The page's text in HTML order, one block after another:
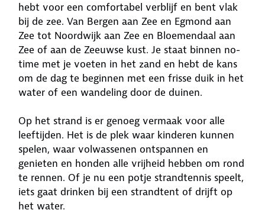
hebt voor een comfortabel verblijf en bent vlak
bij de zee. Van Bergen aan Zee en Egmond aan
Zee tot Noordwijk aan Zee en Bloemendaal aan
Zee of aan de Zeeuwse kust. Je staat binnen no-
time met je voeten in het zand en hebt de kans
om de dag te beginnen met een frisse duik in het
water of een wandeling door de duinen.
Op het strand is er genoeg vermaak voor alle
leeftijden. Het is de plek waar kinderen kunnen
spelen, waar volwassenen ontspannen en
genieten en honden alle vrijheid hebben om rond
te rennen. Of je nu een potje strandtennis speelt,
iets gaat drinken bij een strandtent of drijft op
het water.